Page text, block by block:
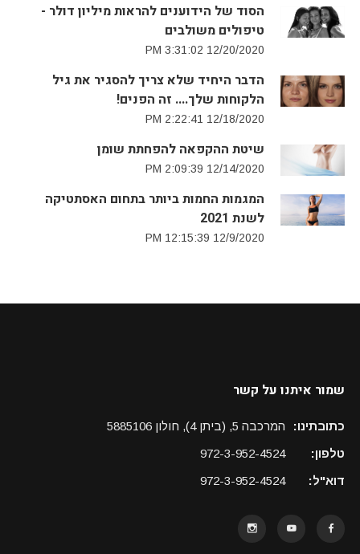
הסוד של הידוענים להראות מיליון דולר -
טיפולים משולבים
12/20/2020 3:31:02 PM
הדבר היחיד שלא צריך להסגיר את גיל
הלקוחות שלך.... זה הפנים!
12/18/2020 2:22:41 PM
שיטת ההקפאה להפחתת שומן
12/14/2020 2:09:39 PM
המגמות החמות ביותר בתחום האסתטיקה
לשנת 2021
12/9/2020 12:15:39 PM
שמור איתנו על קשר
כתובתינו:
המרכבה 5, (ביתן 4), חולון 5885106
טלפון:
972-3-952-4524
דוא"ל:
972-3-952-4524